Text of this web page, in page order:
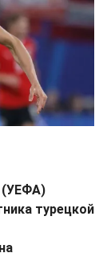
(УЕФА)
турецкой